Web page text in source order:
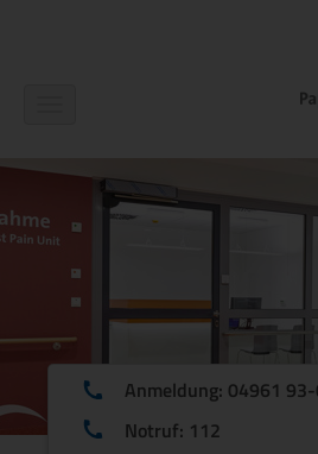
Anmeldung: 04961
Notruf: 112